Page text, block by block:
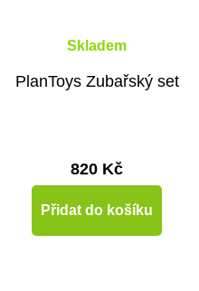
Skladem
PlanToys Zubařský set
820 Kč
Přidat do košíku